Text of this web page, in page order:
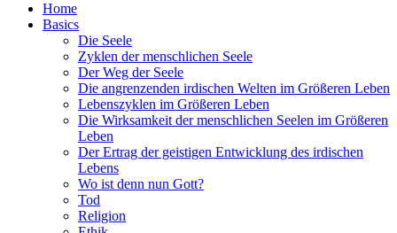
Home
Basics
Die Seele
Zyklen der menschlichen Seele
Der Weg der Seele
Die angrenzenden irdischen Welten im Größeren Leben
Lebenszyklen im Größeren Leben
Die Wirksamkeit der menschlichen Seelen im Größeren
Leben
Der Ertrag der geistigen Entwicklung des irdischen
Lebens
Wo ist denn nun Gott?
Tod
Religion